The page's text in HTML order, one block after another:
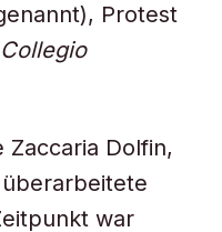
Protest
Collegio
Zaccaria Dolfin,
war